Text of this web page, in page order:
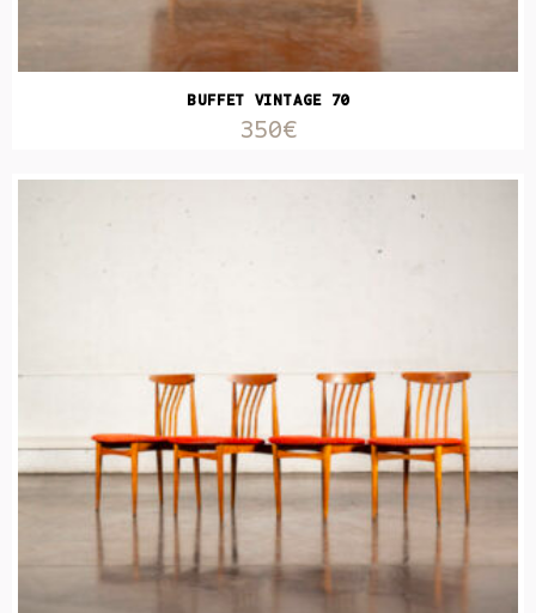
BUFFET VINTAGE 70
350€